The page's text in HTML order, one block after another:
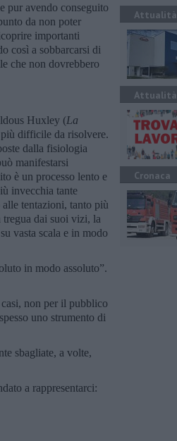
pur avendo conseguito
da non poter
importanti
così a sobbarcarsi di
che non dovrebbero
Huxley (La
difficile da risolvere.
dalla fisiologia
manifestarsi
è un processo lento e
invecchia tante
tentazioni, tanto più
dai suoi vizi, la
vasta scala e in modo
in modo assoluto”.
non per il pubblico
uno strumento di
sbagliate, a volte,
a rappresentarci:
Attualità
Attualità
Cronaca